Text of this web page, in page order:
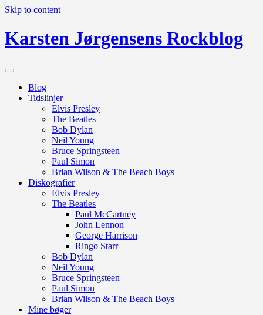
Skip to content
Karsten Jørgensens Rockblog
Blog
Tidslinjer
Elvis Presley
The Beatles
Bob Dylan
Neil Young
Bruce Springsteen
Paul Simon
Brian Wilson & The Beach Boys
Diskografier
Elvis Presley
The Beatles
Paul McCartney
John Lennon
George Harrison
Ringo Starr
Bob Dylan
Neil Young
Bruce Springsteen
Paul Simon
Brian Wilson & The Beach Boys
Mine bøger